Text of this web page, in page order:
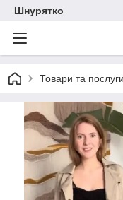
Шнурятко
Товари та послуги